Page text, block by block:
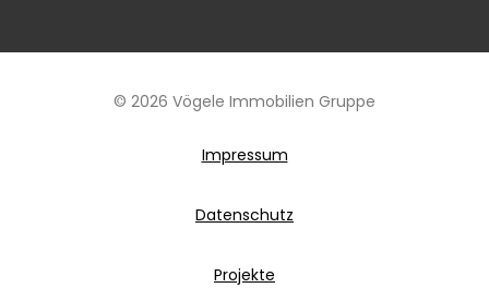
© 2026 Vögele Immobilien Gruppe
Impressum
Datenschutz
Projekte